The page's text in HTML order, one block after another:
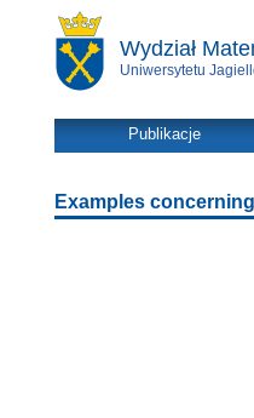
Wydział
Uniwersytetu
Publikacje
Examples